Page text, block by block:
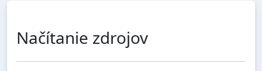
Načítanie zdrojov